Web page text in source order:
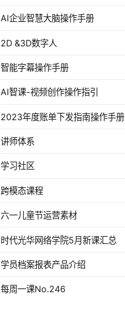
AI企业智慧大脑操作手册
2D &3D数字人
智能字幕操作手册
AI智课-视频创作操作指引
2023年度账单下发指南操作手册
讲师体系
学习社区
跨模态课程
六一儿童节运营素材
时代光华网络学院5月新课汇总
学员档案报表产品介绍
每周一课No.246